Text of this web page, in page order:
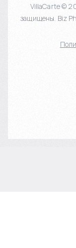
VillaCarte ©
защищены. Biz